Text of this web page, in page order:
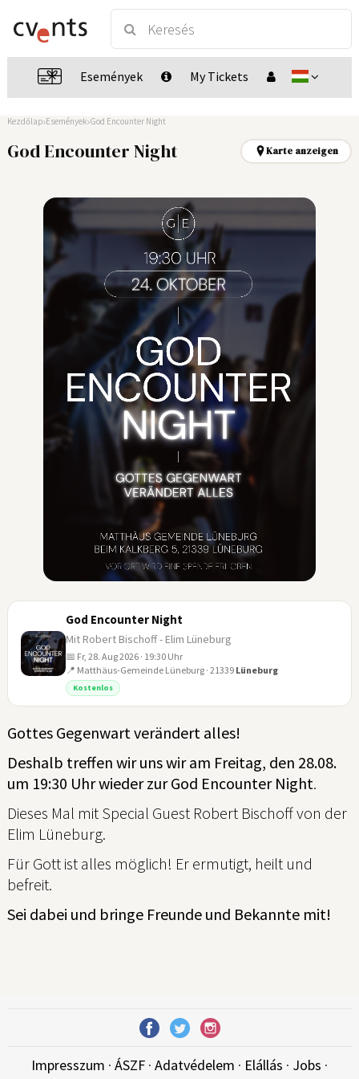
Események My Tickets
Kezdőlap Események God Encounter Night
God Encounter Night Karte anzeigen
God Encounter Night
Mit Robert Bischoff - Elim Lüneburg
📅 Fr, 28. Aug 2026 · 19:30 Uhr
📍 Matthäus-Gemeinde Lüneburg · 21339 Lüneburg
Kostenlos
Gottes Gegenwart verändert alles!
Deshalb treffen wir uns wir am Freitag, den 28.08.
um 19:30 Uhr wieder zur God Encounter Night.
Dieses Mal mit Special Guest Robert Bischoff von der
Elim Lüneburg.
Für Gott ist alles möglich! Er ermutigt, heilt und
befreit.
Sei dabei und bringe Freunde und Bekannte mit!
Impresszum · ÁSZF · Adatvédelem · Elállás · Jobs ·